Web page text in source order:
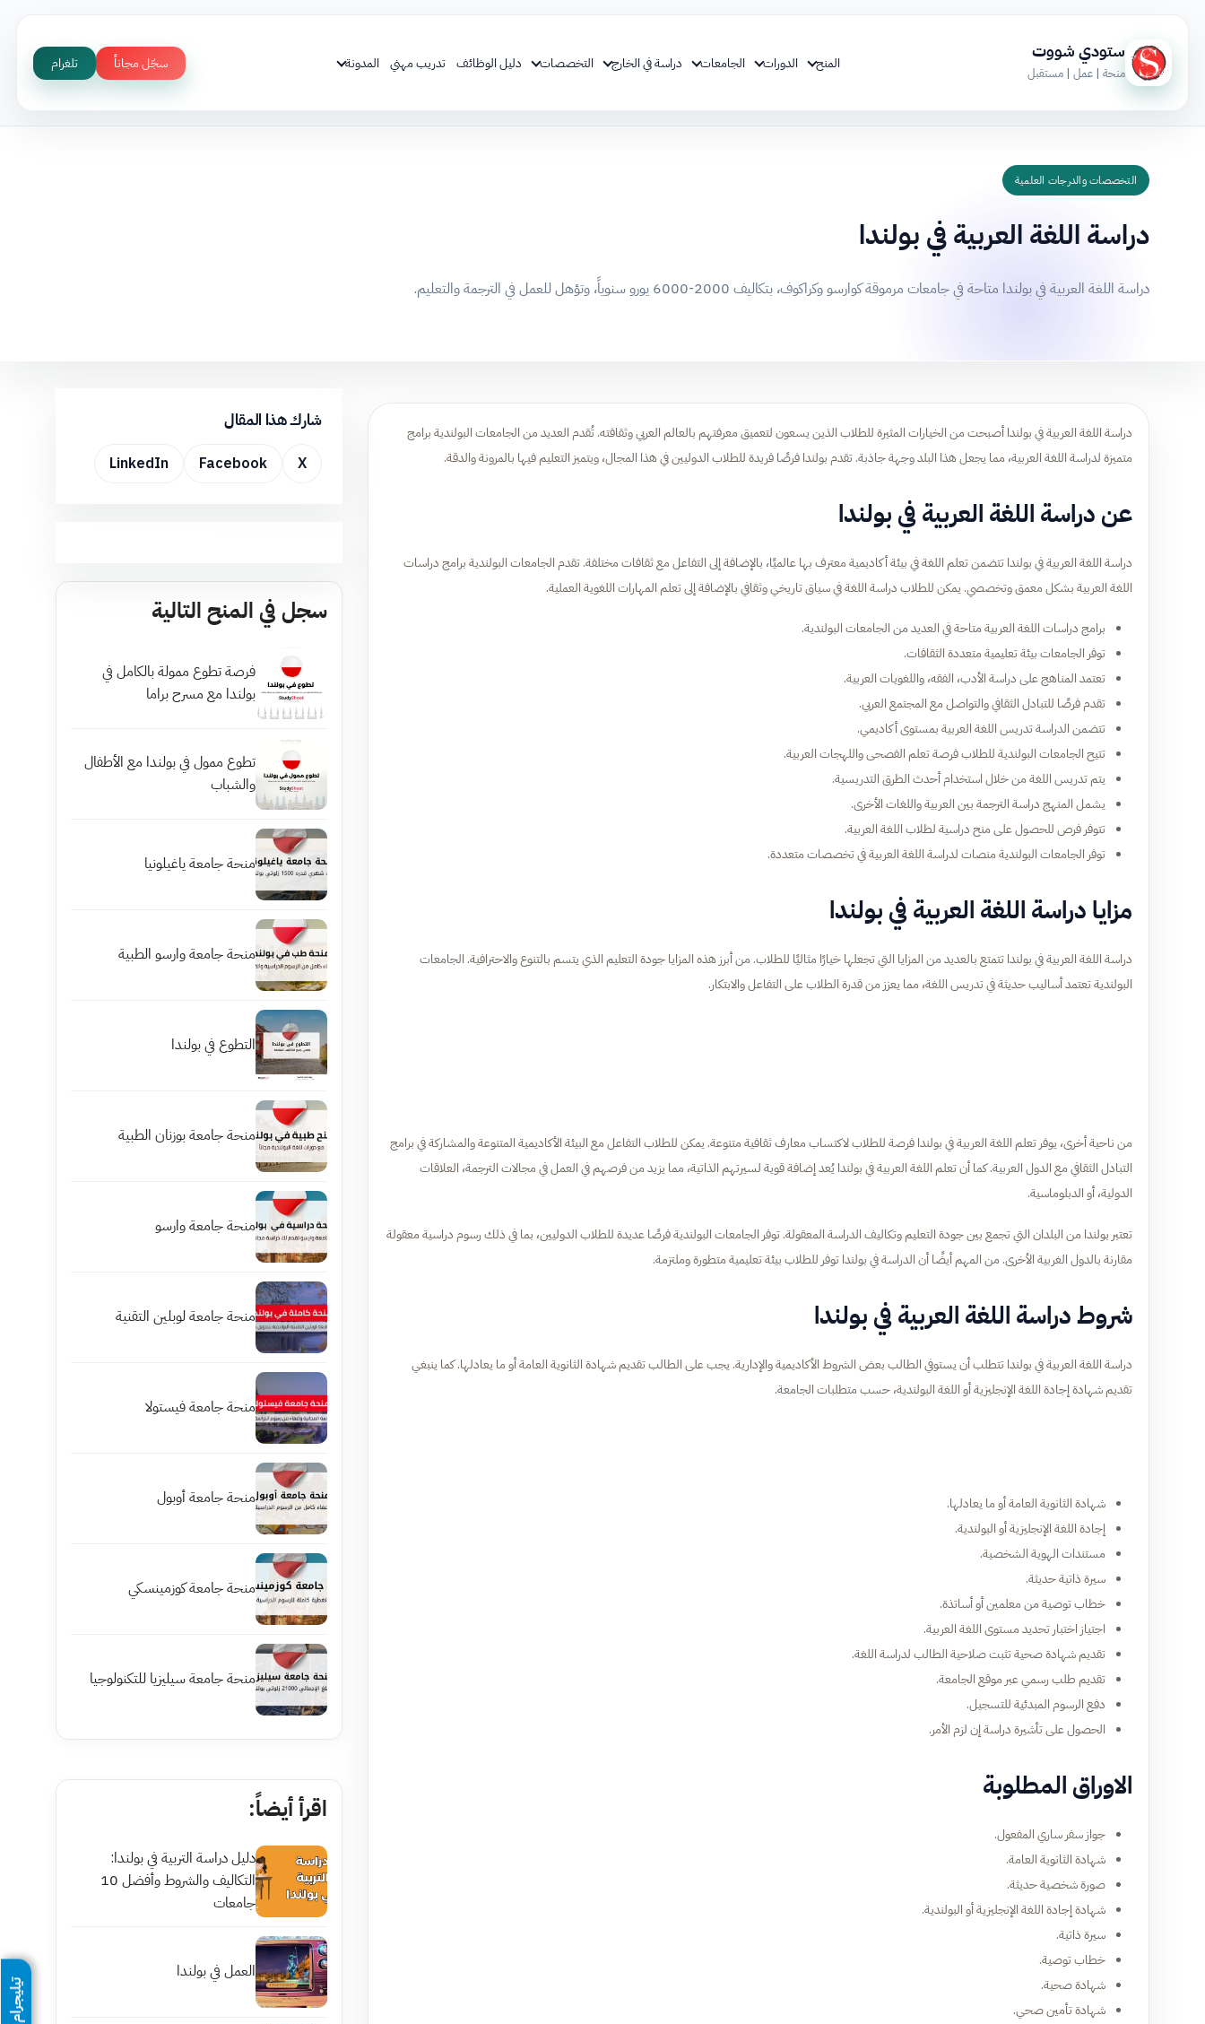
ستودي شووت
منحة | عمل | مستقبل
المنح الدورات الجامعات دراسة في الخارج التخصصات دليل الوظائف تدريب مهني المدونة سجّل مجاناً تلغرام
التخصصات والدرجات العلمية
دراسة اللغة العربية في بولندا
دراسة اللغة العربية في بولندا متاحة في جامعات مرموقة كوارسو وكراكوف، بتكاليف 2000-6000 يورو سنوياً، وتؤهل للعمل في الترجمة والتعليم.
دراسة اللغة العربية في بولندا أصبحت من الخيارات المثيرة للطلاب الذين يسعون لتعميق معرفتهم بالعالم العربي وثقافته. تُقدم العديد من الجامعات البولندية برامج
متميزة لدراسة اللغة العربية، مما يجعل هذا البلد وجهة جاذبة. تقدم بولندا فرصًا فريدة للطلاب الدوليين في هذا المجال، ويتميز التعليم فيها بالمرونة والدقة.
عن دراسة اللغة العربية في بولندا
دراسة اللغة العربية في بولندا تتضمن تعلم اللغة في بيئة أكاديمية معترف بها عالميًا، بالإضافة إلى التفاعل مع ثقافات مختلفة. تقدم الجامعات البولندية برامج دراسات
اللغة العربية بشكل معمق وتخصصي. يمكن للطلاب دراسة اللغة في سياق تاريخي وثقافي بالإضافة إلى تعلم المهارات اللغوية العملية.
برامج دراسات اللغة العربية متاحة في العديد من الجامعات البولندية.
توفر الجامعات بيئة تعليمية متعددة الثقافات.
تعتمد المناهج على دراسة الأدب، الفقه، واللغويات العربية.
تقدم فرصًا للتبادل الثقافي والتواصل مع المجتمع العربي.
تتضمن الدراسة تدريس اللغة العربية بمستوى أكاديمي.
تتيح الجامعات البولندية للطلاب فرصة تعلم الفصحى واللهجات العربية.
يتم تدريس اللغة من خلال استخدام أحدث الطرق التدريسية.
يشمل المنهج دراسة الترجمة بين العربية واللغات الأخرى.
تتوفر فرص للحصول على منح دراسية لطلاب اللغة العربية.
توفر الجامعات البولندية منصات لدراسة اللغة العربية في تخصصات متعددة.
مزايا دراسة اللغة العربية في بولندا
دراسة اللغة العربية في بولندا تتمتع بالعديد من المزايا التي تجعلها خيارًا مثاليًا للطلاب. من أبرز هذه المزايا جودة التعليم الذي يتسم بالتنوع والاحترافية. الجامعات
البولندية تعتمد أساليب حديثة في تدريس اللغة، مما يعزز من قدرة الطلاب على التفاعل والابتكار.
من ناحية أخرى، يوفر تعلم اللغة العربية في بولندا فرصة للطلاب لاكتساب معارف ثقافية متنوعة. يمكن للطلاب التفاعل مع البيئة الأكاديمية المتنوعة والمشاركة في برامج
التبادل الثقافي مع الدول العربية. كما أن تعلم اللغة العربية في بولندا يُعد إضافة قوية لسيرتهم الذاتية، مما يزيد من فرصهم في العمل في مجالات الترجمة، العلاقات
الدولية، أو الدبلوماسية.
تعتبر بولندا من البلدان التي تجمع بين جودة التعليم وتكاليف الدراسة المعقولة. توفر الجامعات البولندية فرصًا عديدة للطلاب الدوليين، بما في ذلك رسوم دراسية معقولة
مقارنة بالدول الغربية الأخرى. من المهم أيضًا أن الدراسة في بولندا توفر للطلاب بيئة تعليمية متطورة وملتزمة.
شروط دراسة اللغة العربية في بولندا
دراسة اللغة العربية في بولندا تتطلب أن يستوفي الطالب بعض الشروط الأكاديمية والإدارية. يجب على الطالب تقديم شهادة الثانوية العامة أو ما يعادلها. كما ينبغي
تقديم شهادة إجادة اللغة الإنجليزية أو اللغة البولندية، حسب متطلبات الجامعة.
شهادة الثانوية العامة أو ما يعادلها.
إجادة اللغة الإنجليزية أو البولندية.
مستندات الهوية الشخصية.
سيرة ذاتية حديثة.
خطاب توصية من معلمين أو أساتذة.
اجتياز اختبار تحديد مستوى اللغة العربية.
تقديم شهادة صحية تثبت صلاحية الطالب لدراسة اللغة.
تقديم طلب رسمي عبر موقع الجامعة.
دفع الرسوم المبدئية للتسجيل.
الحصول على تأشيرة دراسة إن لزم الأمر.
الاوراق المطلوبة
جواز سفر ساري المفعول.
شهادة الثانوية العامة.
صورة شخصية حديثة.
شهادة إجادة اللغة الإنجليزية أو البولندية.
سيرة ذاتية.
خطاب توصية.
شهادة صحية.
شهادة تأمين صحي.
شارك هذا المقال
X
Facebook
LinkedIn
سجل في المنح التالية
فرصة تطوع ممولة بالكامل في
بولندا مع مسرح براما
تطوع ممول في بولندا مع الأطفال
والشباب
منحة جامعة ياغيلونيا
منحة جامعة وارسو الطبية
التطوع في بولندا
منحة جامعة بوزنان الطبية
منحة جامعة وارسو
منحة جامعة لوبلين التقنية
منحة جامعة فيستولا
منحة جامعة أوبول
منحة جامعة كوزمينسكي
منحة جامعة سيليزيا للتكنولوجيا
اقرأ أيضاً:
دليل دراسة التربية في بولندا:
التكاليف والشروط وأفضل 10
جامعات
العمل في بولندا
تيليجرام